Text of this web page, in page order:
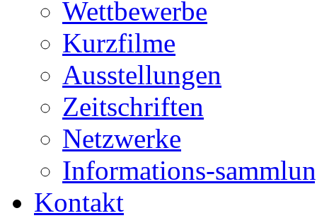
Wettbewerbe
Kurzfilme
Ausstellungen
Zeitschriften
Netzwerke
Informations-
Kontakt